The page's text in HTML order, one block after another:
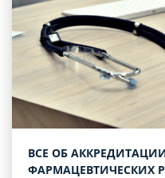
ВСЕ ОБ
ФАРМАЦЕВТИЧЕСКИХ